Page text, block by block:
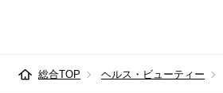
総合TOP ヘルス・ビューティー